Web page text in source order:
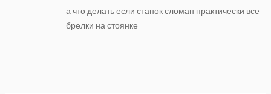
а что делать если станок сломан практически все
брелки на стоянке